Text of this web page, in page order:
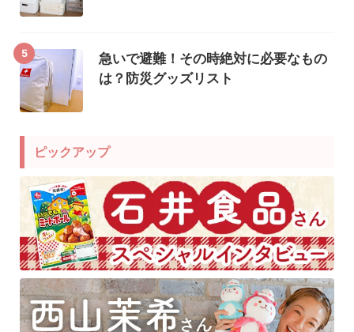
5
急いで避難！その時絶対に必要なもの
は？防災グッズリスト
ピックアップ